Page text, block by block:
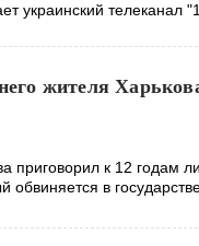
украинский телеканал
жителя
приговорил к 12 годам
обвиняется в